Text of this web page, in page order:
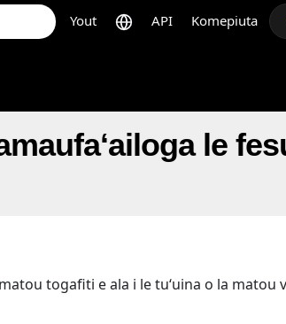
Yout API Komepiuta
le
togafiti e ala i le tuʻuina o la matou